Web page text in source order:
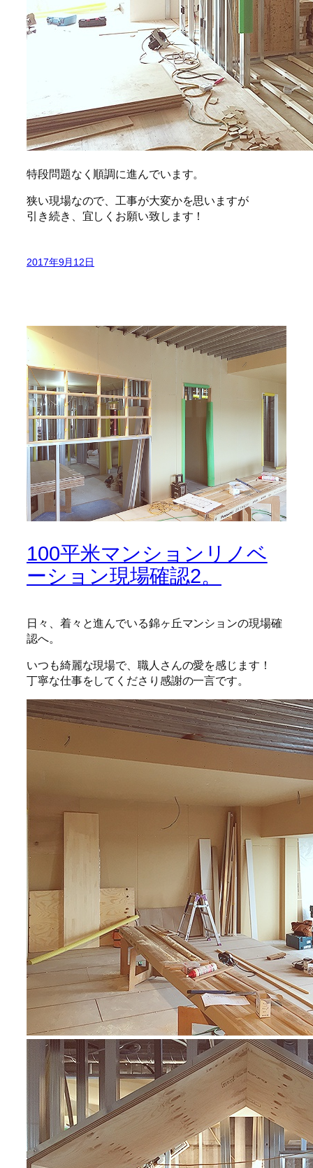
特段問題なく順調に進んでいます。
狭い現場なので、工事が大変かを思いますが
引き続き、宜しくお願い致します！
2017年9月12日
100平米マンションリノベ
ーション現場確認2。
日々、着々と進んでいる錦ヶ丘マンションの現場確
認へ。
いつも綺麗な現場で、職人さんの愛を感じます！
丁寧な仕事をしてくださり感謝の一言です。